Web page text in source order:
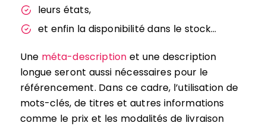
leurs états,
et enfin la disponibilité dans le stock…
Une méta-description et une description
longue seront aussi nécessaires pour le
référencement. Dans ce cadre, l’utilisation de
mots-clés, de titres et autres informations
comme le prix et les modalités de livraison